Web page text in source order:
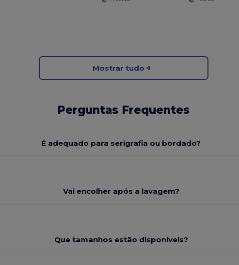
Mostrar tudo
Perguntas Frequentes
É adequado para serigrafia ou bordado?
Vai encolher após a lavagem?
Que tamanhos estão disponíveis?